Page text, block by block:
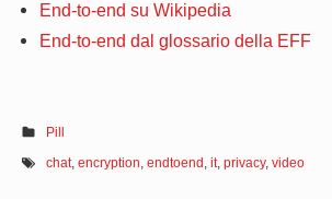
End-to-end su Wikipedia
End-to-end dal glossario della EFF
Pill
chat,encryption,endtoend ,it,privacy,video